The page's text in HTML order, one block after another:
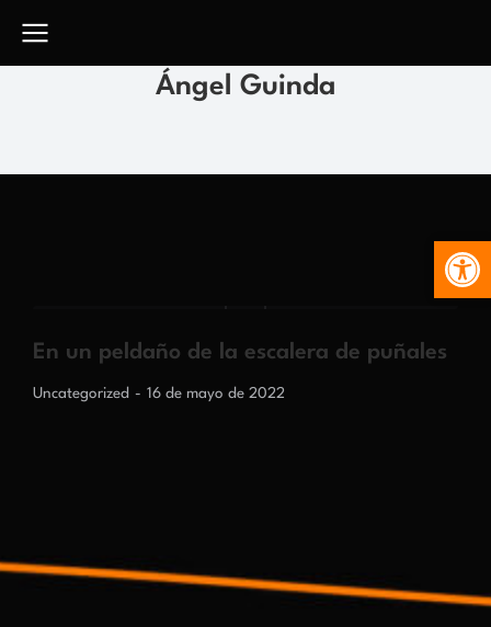
Ángel Guinda
En un peldaño de la escalera de puñales
Uncategorized 16 de mayo de 2022